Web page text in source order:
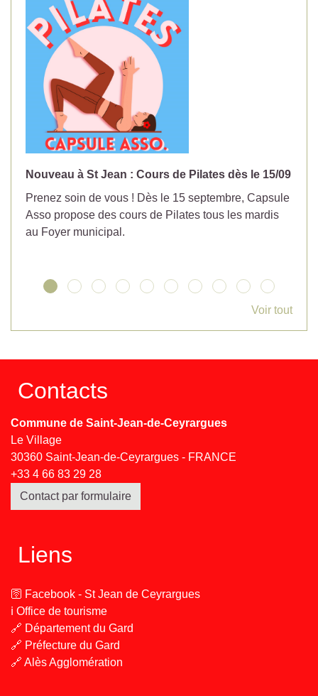
Nouveau à St Jean : Cours de Pilates dès le 15/09
Prenez soin de vous ! Dès le 15 septembre, Capsule
Asso propose des cours de Pilates tous les mardis
au Foyer municipal.
Voir tout
Contacts
Commune de Saint-Jean-de-Ceyrargues
Le Village
30360 Saint-Jean-de-Ceyrargues - FRANCE
+33 4 66 83 29 28
Contact par formulaire
Liens
🛜 Facebook - St Jean de Ceyrargues
ℹ️ Office de tourisme
🔗 Département du Gard
🔗 Préfecture du Gard
🔗 Alès Agglomération